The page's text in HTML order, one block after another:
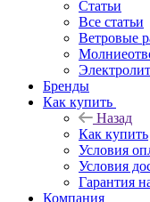
Статьи
Все статьи
Ветровые
Бренды
Как купить
Назад
Как купить
Условия
Условия
Гарантия
Компания